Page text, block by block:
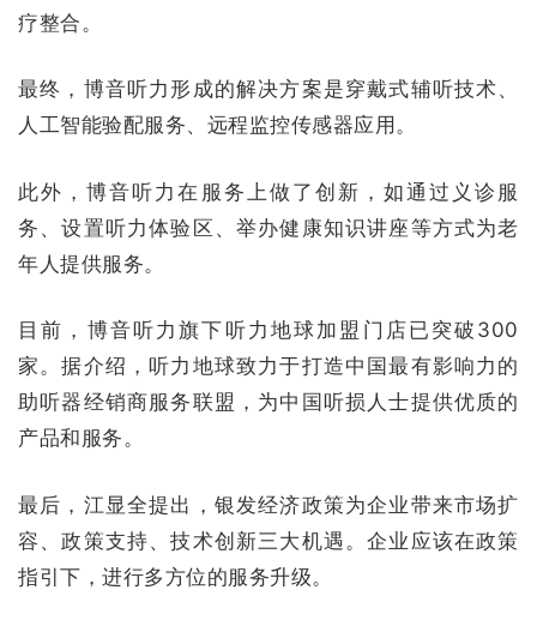
疗整合。
最终，博音听力形成的解决方案是穿戴式辅听技术、
人工智能验配服务、远程监控传感器应用。
此外，博音听力在服务上做了创新，如通过义诊服
务、设置听力体验区、举办健康知识讲座等方式为老
年人提供服务。
目前，博音听力旗下听力地球加盟门店已突破300
家。据介绍，听力地球致力于打造中国最有影响力的
助听器经销商服务联盟，为中国听损人士提供优质的
产品和服务。
最后，江显全提出，银发经济政策为企业带来市场扩
容、政策支持、技术创新三大机遇。企业应该在政策
指引下，进行多方位的服务升级。